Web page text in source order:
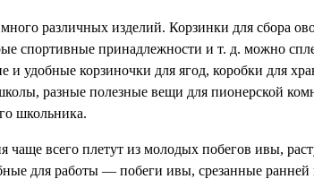
различных изделий. Корзинки для сбора
спортивные принадлежности и т. д. можно
и удобные корзиночки для ягод, коробки для
разные полезные вещи для пионерской
школьника.
чаще всего плетут из молодых побегов ивы,
для работы — побеги ивы, срезанные ранней